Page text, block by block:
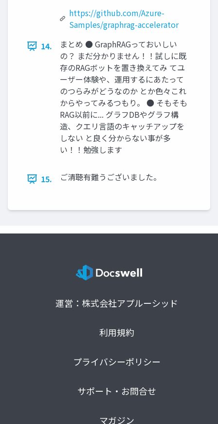
https://github.com/Azure-
Samples/graphrag-accelerator
14.
まとめ ● GraphRAGっておいしい
の？ まだ分かりません！！試しに既
存のRAGボットを置き換えてみ てユ
ーザー体験や、運用するにあたって
のつらみがどうなのか とか色々これ
からやってみるつもり。 ● そもそも
RAG以前に... グラフDBやグラフ構
造、クエリ言語のキャッチアップを
しない と良く分からない事が多
い！！勉強します
15. ご清聴有難うございました。
運営：株式会社アプルーシッド
利用規約
プライバシーポリシー
サポート・お問合せ
マガジン